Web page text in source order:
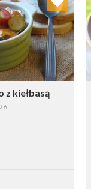
z kiełbasą
Wybierz listę: